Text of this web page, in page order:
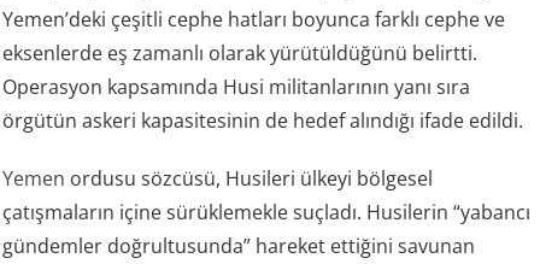
Yemen’deki çeşitli cephe hatları boyunca farklı cephe ve
eksenlerde eş zamanlı olarak yürütüldüğünü belirtti.
Operasyon kapsamında Husi militanlarının yanı sıra
örgütün askeri kapasitesinin de hedef alındığı ifade edildi.
Yemen ordusu sözcüsü, Husileri ülkeyi bölgesel
çatışmaların içine sürüklemekle suçladı. Husilerin “yabancı
gündemler doğrultusunda” hareket ettiğini savunan